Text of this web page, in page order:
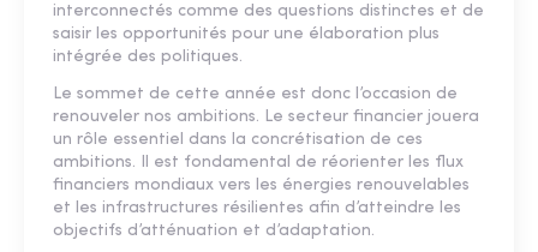
interconnectés comme des questions distinctes et de
saisir les opportunités pour une élaboration plus
intégrée des politiques.
Le sommet de cette année est donc l’occasion de
renouveler nos ambitions. Le secteur financier jouera
un rôle essentiel dans la concrétisation de ces
ambitions. Il est fondamental de réorienter les flux
financiers mondiaux vers les énergies renouvelables
et les infrastructures résilientes afin d’atteindre les
objectifs d’atténuation et d’adaptation.